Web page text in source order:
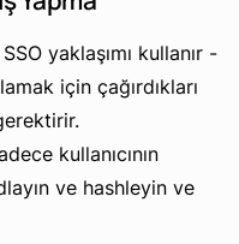
yaklaşımı kullanır -
için çağırdıkları
kullanıcının
ve hashleyin ve